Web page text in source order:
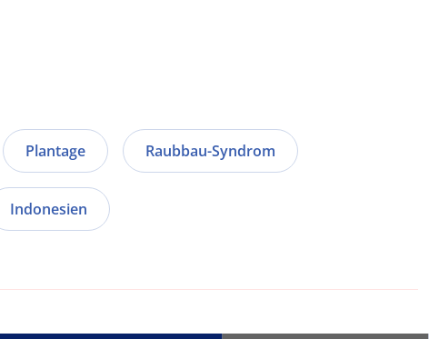
Plantage Raubbau-Syndrom
Indonesien